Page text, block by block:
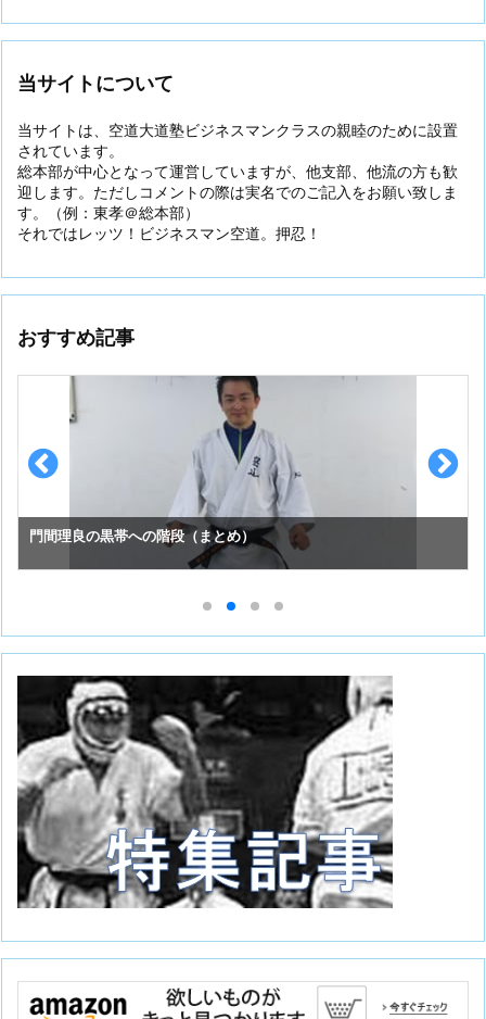
当サイトについて
当サイトは、空道大道塾ビジネスマンクラスの親睦のために設置
されています。
総本部が中心となって運営していますが、他支部、他流の方も歓
迎します。ただしコメントの際は実名でのご記入をお願い致しま
す。（例：東孝＠総本部）
それではレッツ！ビジネスマン空道。押忍！
おすすめ記事
門間理良の黒帯への階段（まとめ）